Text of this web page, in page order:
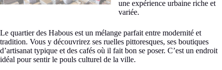
une expérience urbaine riche et
variée.
Le quartier des Habous est un mélange parfait entre modernité et
tradition. Vous y découvrirez ses ruelles pittoresques, ses boutiques
d’artisanat typique et des cafés où il fait bon se poser. C’est un endroit
idéal pour sentir le pouls culturel de la ville.